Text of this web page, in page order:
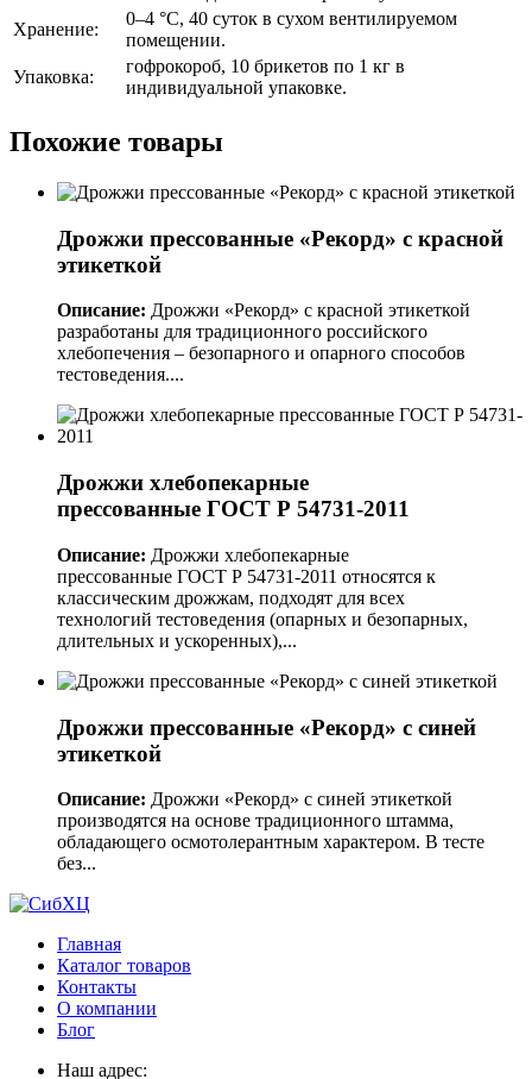
Хранение:
0–4 °C, 40 суток в сухом вентилируемом
помещении.
Упаковка:
гофрокороб, 10 брикетов по 1 кг в
индивидуальной упаковке.
Похожие товары
Дрожжи прессованные «Рекорд» с красной
этикеткой
Описание: Дрожжи «Рекорд» с красной этикеткой
разработаны для традиционного российского
хлебопечения – безопарного и опарного способов
тестоведения....
Дрожжи хлебопекарные
прессованные ГОСТ Р 54731-2011
Описание: Дрожжи хлебопекарные
прессованные ГОСТ Р 54731-2011 относятся к
классическим дрожжам, подходят для всех
технологий тестоведения (опарных и безопарных,
длительных и ускоренных),...
Дрожжи прессованные «Рекорд» с синей
этикеткой
Описание: Дрожжи «Рекорд» с синей этикеткой
производятся на основе традиционного штамма,
обладающего осмотолерантным характером. В тесте
без...
Главная
Каталог товаров
Контакты
О компании
Блог
Наш адрес: